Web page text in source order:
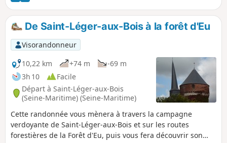
De Saint-Léger-aux-Bois à la forêt d'Eu
Visorandonneur
10,22 km
+74 m
-69 m
3h 10
Facile
Départ à Saint-Léger-aux-Bois
(Seine-Maritime) (Seine-Maritime)
Cette randonnée vous mènera à travers la campagne
verdoyante de Saint-Léger-aux-Bois et sur les routes
forestières de la Forêt d'Eu, puis vous fera découvrir son